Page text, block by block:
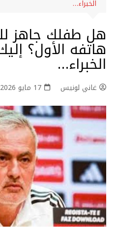
الخبراء…
هل طفلك جاهز
هاتفه الأول؟
الخبراء…
غاني لونيس 17 مايو 2026